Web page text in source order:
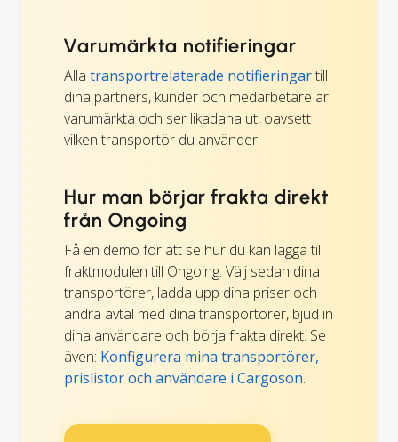
Varumärkta notifieringar
Alla transportrelaterade notifieringartill
dina partners, kunder och medarbetare är
varumärkta och ser likadana ut, oavsett
vilken transportör du använder.
Hur man börjar frakta direkt
från Ongoing
Få en demo för att se hur du kan lägga till
fraktmodulen till Ongoing. Välj sedan dina
transportörer, ladda upp dina priser och
andra avtal med dina transportörer, bjud in
dina användare och börja frakta direkt. Se
även: Konfigurera mina transportörer,
prislistor och användare i Cargoson.